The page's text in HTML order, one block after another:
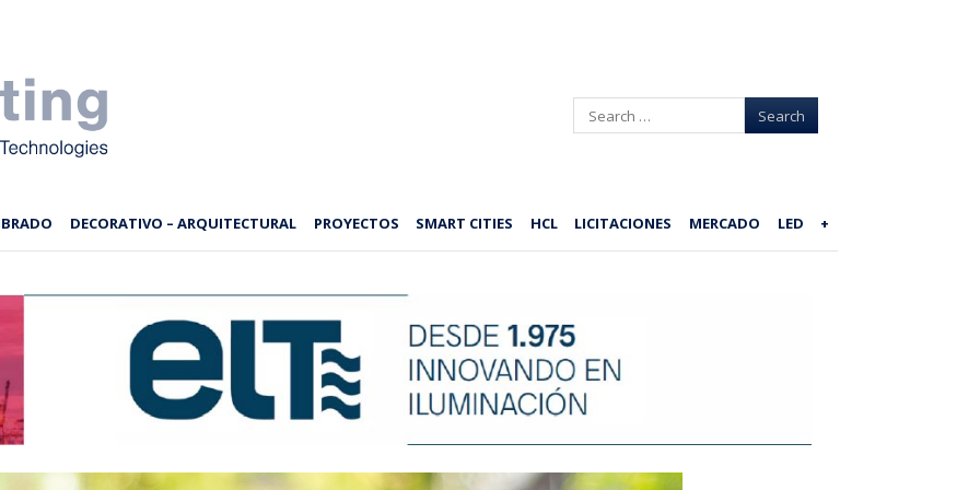
Search
DECORATIVO – ARQUITECTURAL PROYECTOS SMART CITIES HCL LICITACIONES MERCADO LED +